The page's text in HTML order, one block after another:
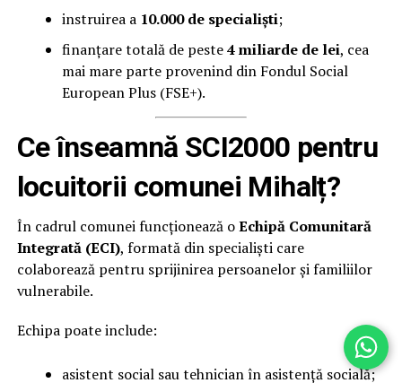
instruirea a 10.000 de specialiști;
finanțare totală de peste4 miliarde de lei, cea
mai mare parte provenind din Fondul Social
European Plus (FSE+).
Ce înseamnă SCI2000 pentru
locuitorii comunei Mihalț?
În cadrul comunei funcționează oEchipă Comunitară
Integrată (ECI), formată din specialiști care
colaborează pentru sprijinirea persoanelor și familiilor
vulnerabile.
Echipa poate include:
asistent social sau tehnician în asistență socială;